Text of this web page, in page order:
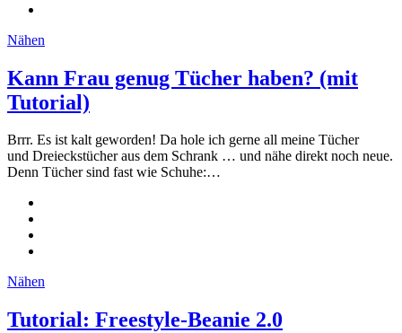
Nähen
Kann Frau genug Tücher haben? (mit
Tutorial)
Brrr. Es ist kalt geworden! Da hole ich gerne all meine Tücher
und Dreieckstücher aus dem Schrank … und nähe direkt noch neue.
Denn Tücher sind fast wie Schuhe:…
Nähen
Tutorial: Freestyle-Beanie 2.0